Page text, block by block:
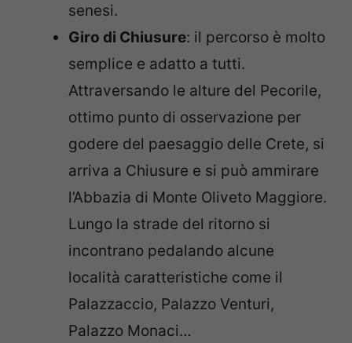
senesi.
Giro di Chiusure: il percorso è molto
semplice e adatto a tutti.
Attraversando le alture del Pecorile,
ottimo punto di osservazione per
godere del paesaggio delle Crete, si
arriva a Chiusure e si può ammirare
l’Abbazia di Monte Oliveto Maggiore.
Lungo la strade del ritorno si
incontrano pedalando alcune
località caratteristiche come il
Palazzaccio, Palazzo Venturi,
Palazzo Monaci…